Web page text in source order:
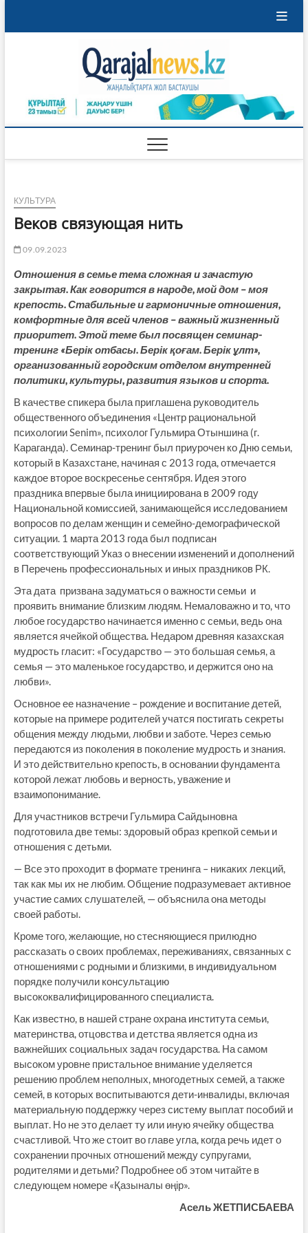
КУЛЬТУРА
Веков связующая нить
09.09.2023
Отношения в семье тема сложная и зачастую
закрытая. Как говорится в народе, мой дом – моя
крепость. Стабильные и гармоничные отношения,
комфортные для всей членов – важный жизненный
приоритет. Этой теме был посвящен семинар-
тренинг «Берік отбасы. Берік қоғам. Берік ұлт»,
организованный городским отделом внутренней
политики, культуры, развития языков и спорта.
В качестве спикера была приглашена руководитель
общественного объединения «Центр рациональной
психологии Senim», психолог Гульмира Отыншина (г.
Караганда). Семинар-тренинг был приурочен ко Дню семьи,
который в Казахстане, начиная с 2013 года, отмечается
каждое второе воскресенье сентября. Идея этого
праздника впервые была инициирована в 2009 году
Национальной комиссией, занимающейся исследованием
вопросов по делам женщин и семейно-демографической
ситуации. 1 марта 2013 года был подписан
соответствующий Указ о внесении изменений и дополнений
в Перечень профессиональных и иных праздников РК.
Эта дата призвана задуматься о важности семьи и
проявить внимание близким людям. Немаловажно и то, что
любое государство начинается именно с семьи, ведь она
является ячейкой общества. Недаром древняя казахская
мудрость гласит: «Государство — это большая семья, а
семья — это маленькое государство, и держится оно на
любви».
Основное ее назначение – рождение и воспитание детей,
которые на примере родителей учатся постигать секреты
общения между людьми, любви и заботе. Через семью
передаются из поколения в поколение мудрость и знания.
И это действительно крепость, в основании фундамента
которой лежат любовь и верность, уважение и
взаимопонимание.
Для участников встречи Гульмира Сайдыновна
подготовила две темы: здоровый образ крепкой семьи и
отношения с детьми.
— Все это проходит в формате тренинга – никаких лекций,
так как мы их не любим. Общение подразумевает активное
участие самих слушателей, — объяснила она методы
своей работы.
Кроме того, желающие, но стесняющиеся прилюдно
рассказать о своих проблемах, переживаниях, связанных с
отношениями с родными и близкими, в индивидуальном
порядке получили консультацию
высококвалифицированного специалиста.
Как известно, в нашей стране охрана института семьи,
материнства, отцовства и детства является одна из
важнейших социальных задач государства. На самом
высоком уровне пристальное внимание уделяется
решению проблем неполных, многодетных семей, а также
семей, в которых воспитываются дети-инвалиды, включая
материальную поддержку через систему выплат пособий и
выплат. Но не это делает ту или иную ячейку общества
счастливой. Что же стоит во главе угла, когда речь идет о
сохранении прочных отношений между супругами,
родителями и детьми? Подробнее об этом читайте в
следующем номере «Қазыналы өңір».
Асель ЖЕТПИСБАЕВА